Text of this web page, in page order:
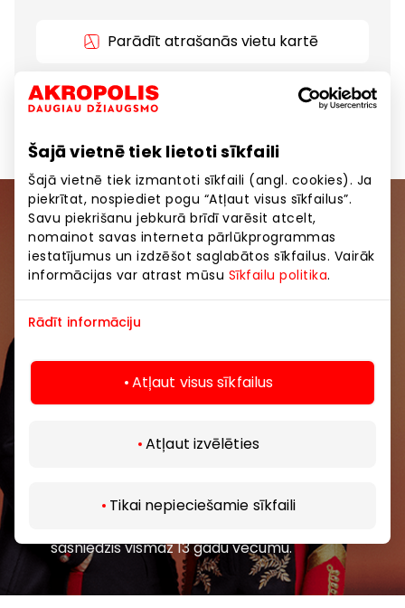
Šajā vietnē tiek lietoti sīkfaili
Šajā vietnē tiek izmantoti sīkfaili (angl. cookies). Ja
piekrītat, nospiediet pogu “Atļaut visus sīkfailus”.
Savu piekrišanu jebkurā brīdī varēsit atcelt,
nomainot savas interneta pārlūkprogrammas
iestatījumus un izdzēšot saglabātos sīkfailus. Vairāk
informācijas var atrast mūsu Sīkfailu politika.
Rādīt informāciju
Atļaut visus sīkfailus
Atļaut izvēlēties
Tikai nepieciešamie sīkfaili
Parādīt atrašanās vietu kartē
Rotaslietām un pulksteņiem līdz 50%.
Pievienojieties mūsu kopienai
Uzzini pirmais par labākajiem piedāvājumiem,
izklaides centros “AKROPOLE Alfa” un “AKROPOLE
sasniedzis vismaz 13 gadu vecumu.